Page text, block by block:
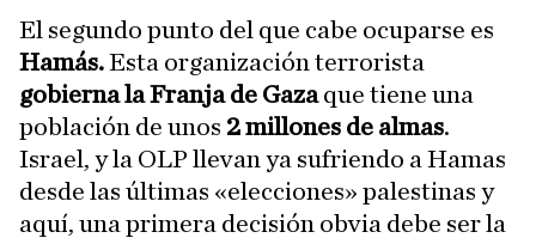
El segundo punto del que cabe ocuparse es
Hamás.Esta organización terrorista
gobierna la Franja de Gazaque tiene una
población de unos 2 millones de almas.
Israel, y la OLP llevan ya sufriendo a Hamas
desde las últimas «elecciones» palestinas y
aquí, una primera decisión obvia debe ser la